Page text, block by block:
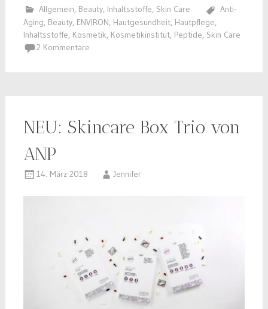
Allgemein, Beauty, Inhaltsstoffe, Skin Care
Anti-
Aging, Beauty, ENVIRON, Hautgesundheit, Hautpflege,
Inhaltsstoffe, Kosmetik, Kosmetikinstitut, Peptide, Skin Care
2 Kommentare
NEU: Skincare Box Trio von
ANP
14. März 2018 Jennifer